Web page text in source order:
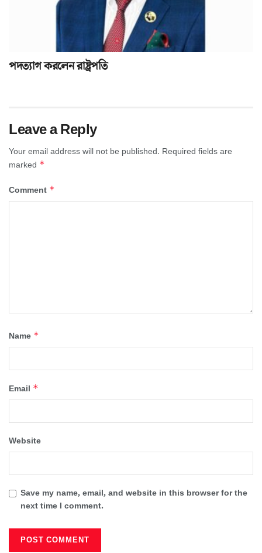
পদত্যাগ করলেন রাষ্ট্রপতি
Leave a Reply
Your email address will not be published. Required fields are
marked *
Comment *
Name *
Email *
Website
Save my name, email, and website in this browser for the
next time I comment.